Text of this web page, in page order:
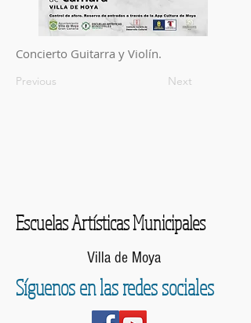
Concierto Guitarra y Violín.
Previous Next
Escuelas Artísticas Municipales
Villa de Moya
Síguenos en las redes sociales